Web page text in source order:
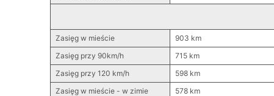
Zasięg w mieście 903 km
Zasięg przy 90km/h
715 km
Zasięg przy 120 km/h
598 km
Zasięg w mieście - w zimie
578 km